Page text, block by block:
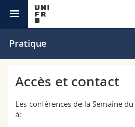
Université
Faculté des sciences et de
Pratique
Accès et contact
Les conférences de la Semaine
à: